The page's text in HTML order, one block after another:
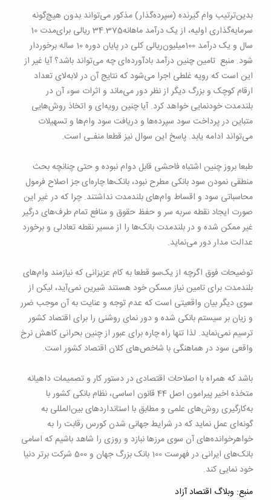
بدین‌ترتیب وام گیرنده (سپرده‌گذار) مذکور می‌تواند بدون هیچ‌گونه
سرمایه‌گذاری اولیه، از یک درآمد ماهانه34.375 ‌ریالی برای‌مدت 10
سال و یک درآمد 100‌میلیون‌ریالی کلی در پایان دوره 10 ساله برخوردار
شود. منبع تامین چنین درآمد بادآورده‌ای چه می‌تواند باشد؟ آیا غیر از
این است که رویه غلطی اجرا می‌شود که نتایج آن در لابه‌لای تعداد
ارقام کوچک و بزرگ دیگر از نظر دور می‌ماند و اثرات سوء آن در
بلندمدت خودنمایی خواهد کرد. آیا چنین رویه‌ای و اتخاذ روش‌هایی
متباین در پرداخت سود سپرده‌ها و دریافت سود وام‌ها و تسهیلات
می‌تواند ادامه یابد. پاسخ این سوال نیز قطعا منفـی است.
طبعا بروز چنین اشتباه فاحشی قابل دوام نبوده و حتی چنانچه بحث
منطقی نمودن سود بانکی مطرح نبود، بانک‌ها چاره‌ای جز اصلاح فرمول
محاسباتی سود و اقساط وام‌های بلند‌مدت نداشتند. چرا که در غیر این
صورت ایجاد نقطه سربه سر و حفظ حقوق و منافع تمام طرف‌های درگیر
غیر ممکن شده و در بلند‌مدت بانک‌ها را از مسیر نقطه تعادلی و برخورد
عدالت مدار دور می‌نماید.
توضیحات فوق اگرچه از یک‌سو قطعا به کام عزیزانی که نیازمند وام‌های
بلند‌مدت برای تامین نیاز مسکن خود هستند شیرین نمی‌آید، لیکن از
سوی دیگر بیان واقعیتی است که عدم توجه و عنایت به آن موجب ضرر
و زیان بر سیستم بانکی شده و دور نمای روشنی را برای اقتصاد کشور‌
ترسیم نمی‌نماید. لذا تنها راه چاره برای عبور از چنین بحرانی کاهش نرخ
واقعی سود در هماهنگی با شاخص‌های کلان اقتصاد کشور است.
باشد که همراه با اصلاحات اقتصادی در دستور کار و تصمیمات داهیانه
متخذه اخیر پیرامون اصل 44 قانون اساسی، نظام بانکی کشور با
به‌کارگیری روش‌های علمی و مطابق با استانداردهای بین‌المللی به
گونه‌ای عمل نماید که در شرایط جهانی شدن کورس رقابت را به
خواهرخوانده‌های آن سوی مرزها نبازد و روزی را شاهد باشیم که اسامی
بانک‌های ایرانی در فهرست 100 بانک بزرگ جهان و 500 شرکت برتر دنیا
خود نمایی کند.
منبع: وبلاگ اقتصاد آزاد